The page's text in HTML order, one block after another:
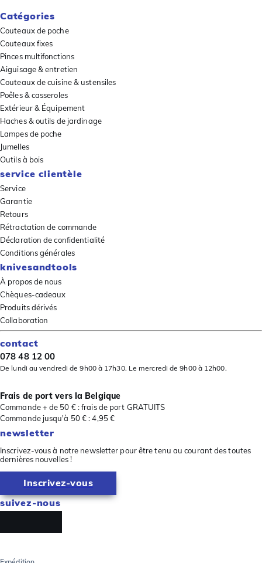
Catégories
Couteaux de poche
Couteaux fixes
Pinces multifonctions
Aiguisage & entretien
Couteaux de cuisine & ustensiles
Poêles & casseroles
Extérieur & Équipement
Haches & outils de jardinage
Lampes de poche
Jumelles
Outils à bois
service clientèle
Service
Garantie
Retours
Rétractation de commande
Déclaration de confidentialité
Conditions générales
knivesandtools
À propos de nous
Chèques-cadeaux
Produits dérivés
Collaboration
contact
078 48 12 00
De lundi au vendredi de 9h00 à 17h30. Le mercredi de 9h00 à 12h00.
Frais de port vers la Belgique
Commande + de 50 € : frais de port GRATUITS
Commande jusqu'à 50 € : 4,95 €
newsletter
Inscrivez-vous à notre newsletter pour être tenu au courant des toutes
dernières nouvelles !
Inscrivez-vous
suivez-nous